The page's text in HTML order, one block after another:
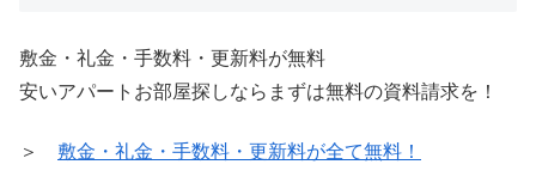
敷金・礼金・手数料・更新料が無料
安いアパートお部屋探しならまずは無料の資料請求を！
＞ 敷金・礼金・手数料・更新料が全て無料！